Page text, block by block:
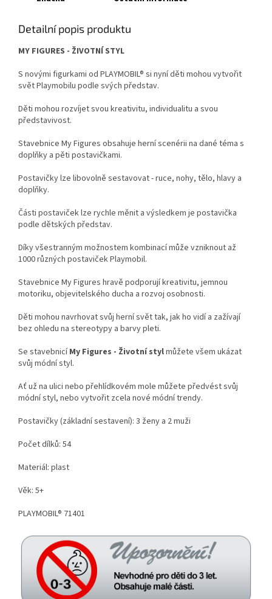
Detailní popis produktu
MY FIGURES - ŽIVOTNÍ STYL
S novými figurkami od PLAYMOBIL® si nyní děti mohou vytvořit
svět Playmobilu podle svých představ.
Děti mohou rozvíjet svou kreativitu, individualitu a svou
představivost.
Stavebnice My Figures obsahuje herní scenérii na dané téma s
doplňky a pěti postavičkami.
Postavičky lze libovolně sestavovat - ruce, nohy, tělo, hlavy a
doplňky.
Části postaviček lze rychle měnit a výsledkem je postavička
podle dětských představ.
Díky všestranným možnostem kombinací může vzniknout až
1000 různých postaviček Playmobil.
Stavebnice My Figures hravě podporují kreativitu, jemnou
motoriku, objevitelského ducha a rozvoj osobnosti.
Děti mohou navrhovat svůj herní svět tak, jak ho vidí a zažívají
bez ohledu na stereotypy a barvy pleti.
Se stavebnicíMy Figures - Životní stylmůžete všem ukázat
svůj módní styl.
Ať už na ulici nebo přehlídkovém mole můžete předvést svůj
módní styl, nebo vytvořit zcela nové módní trendy.
Postavičky (základní sestavení): 3 ženy a 2 muži
Počet dílků: 54
Materiál: plast
Věk: 5+
PLAYMOBIL® 71401